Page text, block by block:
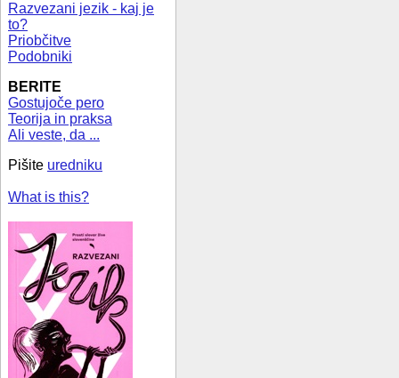
Razvezani jezik - kaj je
to?
Priobčitve
Podobniki
BERITE
Gostujoče pero
Teorija in praksa
Ali veste, da ...
Pišite uredniku
What is this?